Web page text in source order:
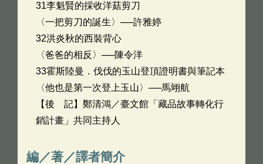
31李魁賢的採收洋菇剪刀
〈一把剪刀的誕生〉──許雅婷
32洪炎秋的西裝背心
〈爸爸的相反〉──陳令洋
33霍斯陸曼．伐伐的玉山登頂證明書與筆記本
〈他也是第一次登上玉山〉──馬翊航
【後 記】鄭清鴻／臺文館「藏品故事轉化行
銷計畫」共同主持人
編／著／譯者簡介